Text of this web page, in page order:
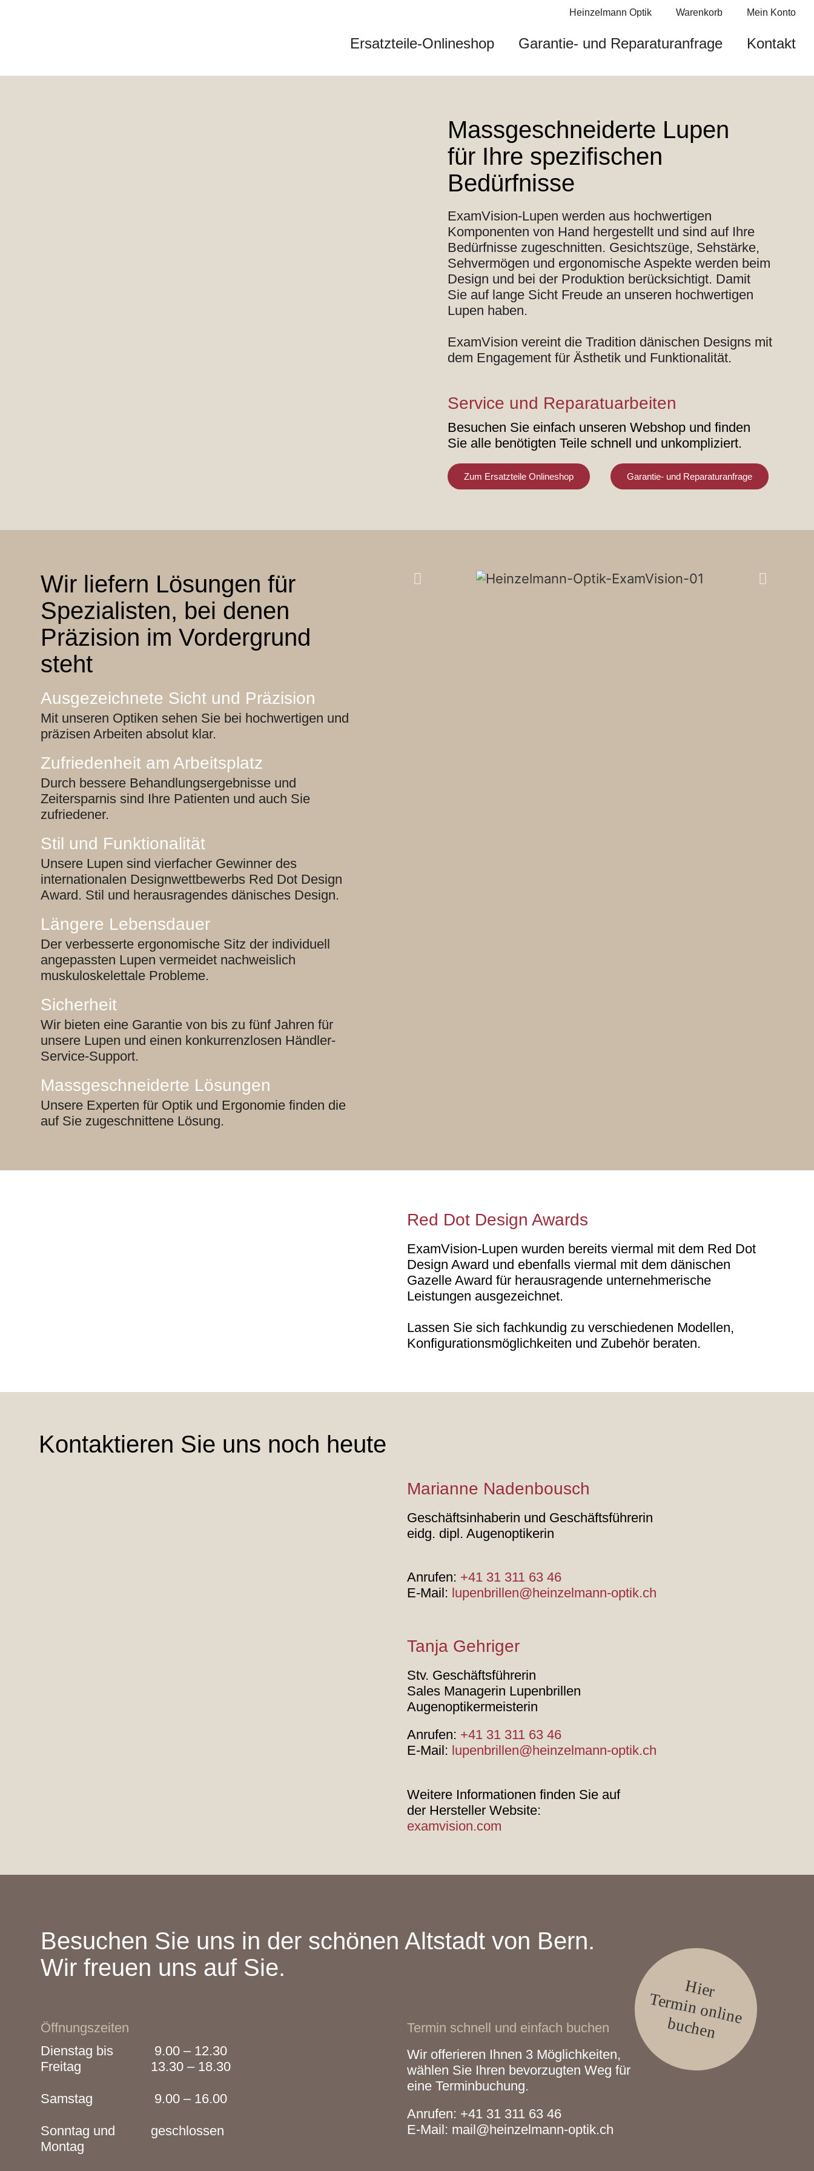
Heinzelmann Optik Warenkorb Mein Konto
Ersatzteile-Onlineshop Garantie- und Reparaturanfrage Kontakt
Massgeschneiderte Lupen
für Ihre spezifischen
Bedürfnisse
ExamVision-Lupen werden aus hochwertigen
Komponenten von Hand hergestellt und sind auf Ihre
Bedürfnisse zugeschnitten. Gesichtszüge, Sehstärke,
Sehvermögen und ergonomische Aspekte werden beim
Design und bei der Produktion berücksichtigt. Damit
Sie auf lange Sicht Freude an unseren hochwertigen
Lupen haben.
ExamVision vereint die Tradition dänischen Designs mit
dem Engagement für Ästhetik und Funktionalität.
Service und Reparatuarbeiten
Besuchen Sie einfach unseren Webshop und finden
Sie alle benötigten Teile schnell und unkompliziert.
Zum Ersatzteile Onlineshop Garantie- und Reparaturanfrage
Wir liefern Lösungen für
Spezialisten, bei denen
Präzision im Vordergrund
steht
Ausgezeichnete Sicht und Präzision
Mit unseren Optiken sehen Sie bei hochwertigen und
präzisen Arbeiten absolut klar.
Zufriedenheit am Arbeitsplatz
Durch bessere Behandlungsergebnisse und
Zeitersparnis sind Ihre Patienten und auch Sie
zufriedener.
Stil und Funktionalität
Unsere Lupen sind vierfacher Gewinner des
internationalen Designwettbewerbs Red Dot Design
Award. Stil und herausragendes dänisches Design.
Längere Lebensdauer
Der verbesserte ergonomische Sitz der individuell
angepassten Lupen vermeidet nachweislich
muskuloskelettale Probleme.
Sicherheit
Wir bieten eine Garantie von bis zu fünf Jahren für
unsere Lupen und einen konkurrenzlosen Händler-
Service-Support.
Massgeschneiderte Lösungen
Unsere Experten für Optik und Ergonomie finden die
auf Sie zugeschnittene Lösung.
Red Dot Design Awards
ExamVision-Lupen wurden bereits viermal mit dem Red Dot
Design Award und ebenfalls viermal mit dem dänischen
Gazelle Award für herausragende unternehmerische
Leistungen ausgezeichnet.
Lassen Sie sich fachkundig zu verschiedenen Modellen,
Konfigurationsmöglichkeiten und Zubehör beraten.
Kontaktieren Sie uns noch heute
Marianne Nadenbousch
Geschäftsinhaberin und Geschäftsführerin
eidg. dipl. Augenoptikerin
Anrufen: +41 31 311 63 46
E-Mail: lupenbrillen@heinzelmann-optik.ch
Tanja Gehriger
Stv. Geschäftsführerin
Sales Managerin Lupenbrillen
Augenoptikermeisterin
Anrufen: +41 31 311 63 46
E-Mail: lupenbrillen@heinzelmann-optik.ch
Weitere Informationen finden Sie auf
der Hersteller Website:
examvision.com
Besuchen Sie uns in der schönen Altstadt von Bern.
Wir freuen uns auf Sie.
Öffnungszeiten
Dienstag bis
Freitag
9.00 – 12.30
13.30 – 18.30
Samstag 9.00 – 16.00
Sonntag und
Montag
geschlossen
Hier
Termin online
buchen
Termin schnell und einfach buchen
Wir offerieren Ihnen 3 Möglichkeiten,
wählen Sie Ihren bevorzugten Weg für
eine Terminbuchung.
Anrufen: +41 31 311 63 46
E-Mail: mail@heinzelmann-optik.ch